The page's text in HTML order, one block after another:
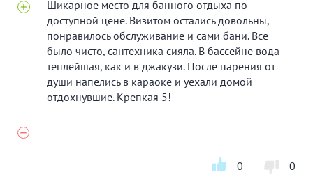
Шикарное место для банного отдыха по
доступной цене. Визитом остались довольны,
понравилось обслуживание и сами бани. Все
было чисто, сантехника сияла. В бассейне вода
теплейшая, как и в джакузи. После парения от
души напелись в караоке и уехали домой
отдохнувшие. Крепкая 5!
0 0